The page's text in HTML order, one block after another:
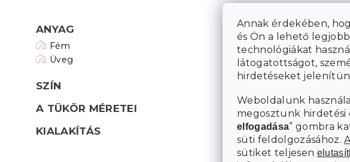
Annak érdekében,
és Ön a lehető
technológiákat
látogatottságot,
hirdetéseket
Weboldalunk
megosztunk hirdetési
elfogadása” gombra
süti feldolgozásához.
sütiket teljesen
ANYAG
Fém
Üveg
SZÍN
A TÜKÖR MÉRETEI
KIALAKÍTÁS